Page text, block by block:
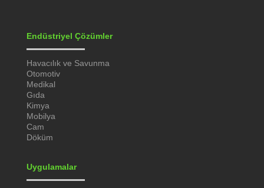
Endüstriyel Çözümler
Havacılık ve Savunma
Otomotiv
Medikal
Gıda
Kimya
Mobilya
Cam
Döküm
Uygulamalar